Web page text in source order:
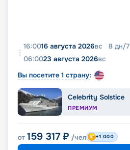
16:0016 августа 2026вс 8 дн/7
06:0023 августа 2026вс
Вы посетите 1 страну:
Celebrity Solstice
ПРЕМИУМ
от 159 317 ₽ /чел +1 000